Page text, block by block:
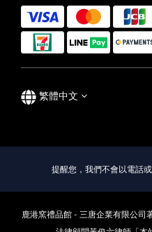
繁體中文
提醒您，我們不會以電話
鹿港窯禮品館 - 三唐企業有限公司